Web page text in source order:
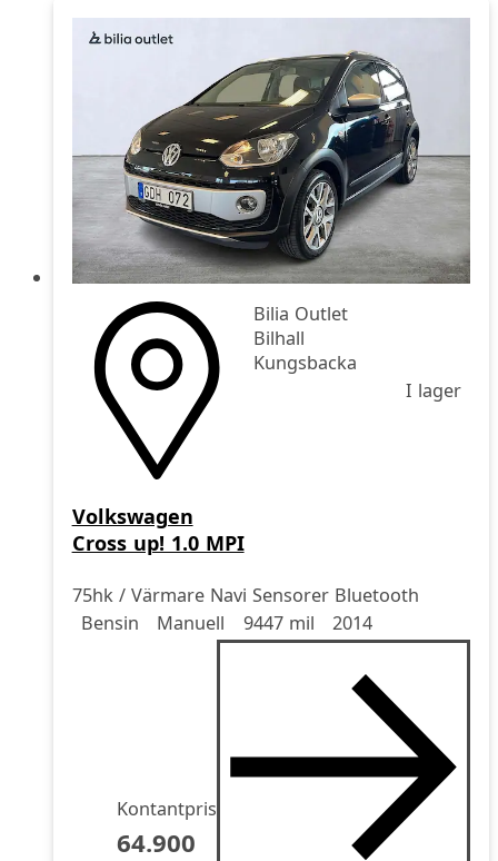
Pris
Pris fallande
Bilia Outlet
Bilhall
Kungsbacka
I lager
Volkswagen
Cross up! 1.0 MPI
75hk / Värmare Navi Sensorer Bluetooth
Drivmedel
Bensin
DrivmedelManuell
Miltal 9447 mil
årsmodell 2014
Kontantpris
64.900